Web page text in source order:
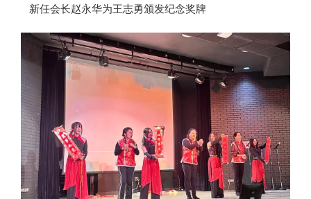
新任会长赵永华为王志勇颁发纪念奖牌